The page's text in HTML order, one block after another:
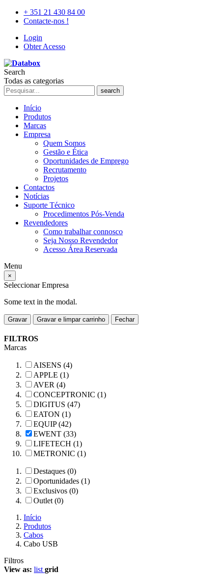
+ 351 21 430 84 00
Contacte-nos !
Login
Obter Acesso
Search
Todas as categorias
search
Início
Produtos
Marcas
Empresa
Quem Somos
Gestão e Ética
Oportunidades de Emprego
Recrutamento
Projetos
Contactos
Notícias
Suporte Técnico
Procedimentos Pós-Venda
Revendedores
Como trabalhar connosco
Seja Nosso Revendedor
Acesso Área Reservada
Menu
×
Seleccionar Empresa
Some text in the modal.
Gravar Gravar e limpar carrinho Fechar
FILTROS
Marcas
AISENS (4)
APPLE (1)
AVER (4)
CONCEPTRONIC (1)
DIGITUS (47)
EATON (1)
EQUIP (42)
EWENT (33)
LIFETECH (1)
METRONIC (1)
Destaques (0)
Oportunidades (1)
Exclusivos (0)
Outlet (0)
Início
Produtos
Cabos
Cabo USB
Filtros
View as: list grid